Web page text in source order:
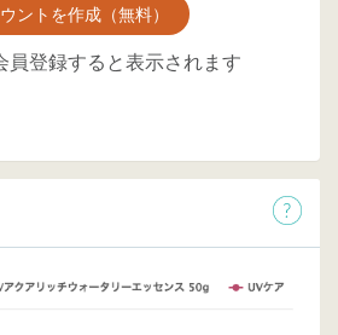
ントを作成（無料）
員登録すると表示されます